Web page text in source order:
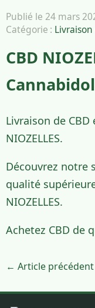
Publié le 24 mars
Catégorie : Livraison
CBD
Livraison de
NIOZELLES.
Découvrez notre
qualité
NIOZELLES.
Achetez CBD de
← Article précédent